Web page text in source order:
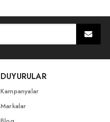
DUYURULAR
Kampanyalar
Markalar